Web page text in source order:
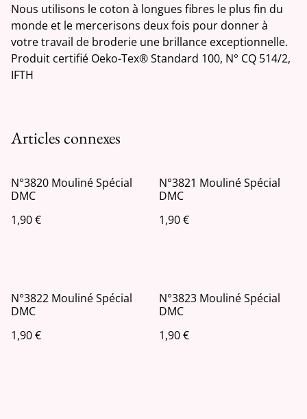
Nous utilisons le coton à longues fibres le plus fin du
monde et le mercerisons deux fois pour donner à
votre travail de broderie une brillance exceptionnelle.
Produit certifié Oeko-Tex® Standard 100, N° CQ 514/2,
IFTH
Articles connexes
N°3820 Mouliné Spécial
DMC
1,90 €
N°3821 Mouliné Spécial
DMC
1,90 €
N°3822 Mouliné Spécial
DMC
1,90 €
N°3823 Mouliné Spécial
DMC
1,90 €